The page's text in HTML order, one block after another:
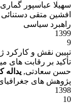
سهیلا عباسپور
افشین متقی دستنائی
راهبرد سیاسی
1399
9
تبیین نقش و کارکرد
تأکید بر رقابت های
حسن سعادتی, یداله
پژوهش های
1398
10